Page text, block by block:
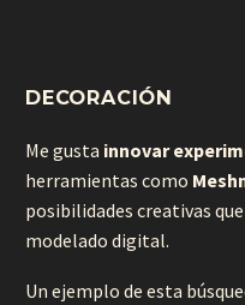
DECORACIÓN
Me gusta innovar
herramientas como
posibilidades creativas
modelado digital.
Un ejemplo de esta